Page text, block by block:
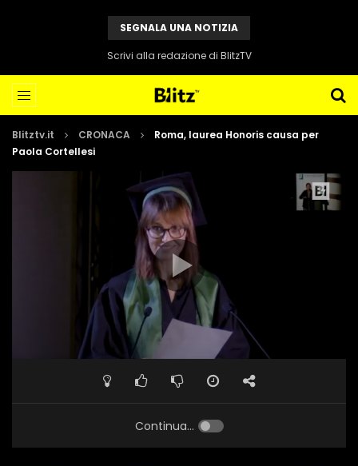
SEGNALA UNA NOTIZIA
Scrivi alla redazione di BlitzTV
Blitztv.it CRONACA
Roma, laurea Honoris causa per
Paola Cortellesi
Continua...